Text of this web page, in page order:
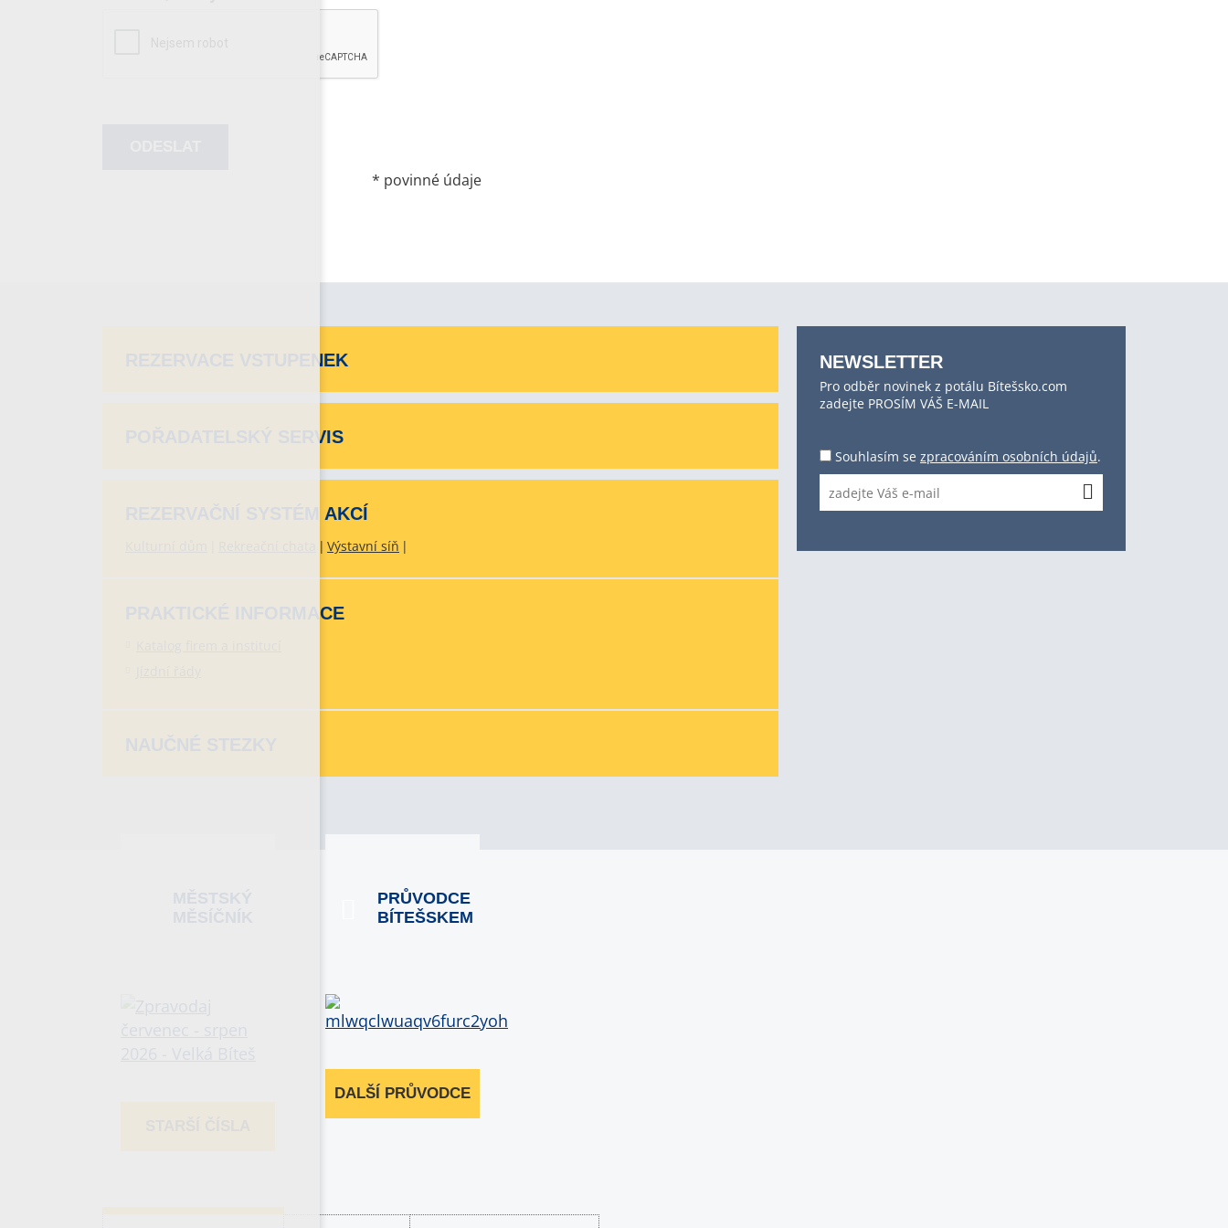
* povinné údaje
REZERVACE VSTUPENEK
POŘADATELSKÝ SERVIS
REZERVAČNÍ SYSTÉM AKCÍ
Výstavní síň
PRAKTICKÉ INFORMACE
NEWSLETTER
Pro odběr novinek z potálu Bítešsko.com
zadejte PROSÍM VÁŠ E-MAIL
Souhlasím se zpracováním osobních údajů.
PRŮVODCE
BÍTEŠSKEM
DALŠÍ PRŮVODCE